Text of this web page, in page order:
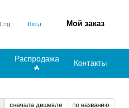
Eng Вход Мой заказ
Распродажа
🔥
Контакты
сначала дешевле по названию